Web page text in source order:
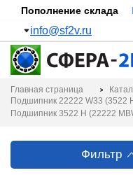
Пополнение склада
info@sf2v.ru
Главная страница
Подшипник 22222 W33 (3522
Подшипник 3522 Н (22222
Фильтр